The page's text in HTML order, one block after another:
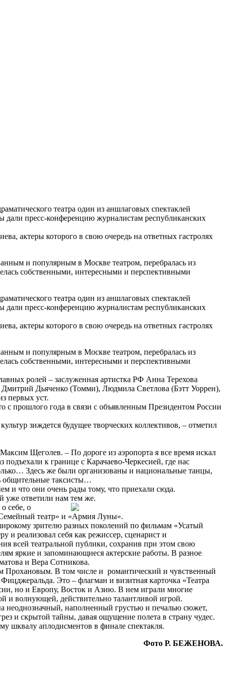
театра один из аншлаговых спектаклей
дали пресс-конференцию журналистам республиканских
актеры которого в свою очередь на ответных гастролях
и популярным в Москве театром, перебралась из
собственными, интересными и перспективными
театра один из аншлаговых спектаклей
дали пресс-конференцию журналистам республиканских
актеры которого в свою очередь на ответных гастролях
и популярным в Москве театром, перебралась из
собственными, интересными и перспективными
ролей – заслуженная артистка РФ Анна Терехова
Дьяченко (Томми), Людмила Светлова (Бэтт Уоррен),
первых уст.
с прошлого года в связи с объявленным Президентом России
зиждется будущее творческих коллективов, – отметил
Щеголев. – По дороге из аэропорта я все время искал
к границе с Карачаево-Черкесией, где нас
Здесь же были организованы и национальные танцы,
общительные таксисты…
и что они очень рады тому, что приехали сюда.
уже ответили нам тем же.
себе, о
театр» и «Армия Луны».
зрителю разных поколений по фильмам «Усатый
реализовал себя как режиссер, сценарист и
всей театральной публики, сохранив при этом свою
яркие и запоминающиеся актерские работы. В разное
и Вера Сотникова.
Прохановым. В том числе и романтический и чувственный
Это – флагман и визитная карточка «Театра
но и Европу, Восток и Азию. В нем играли многие
и волнующей, действительно талантливой игрой.
неоднозначный, наполненный грустью и печалью сюжет,
и скрытой тайны, давая ощущение полета в страну чудес.
шквалу аплодисментов в финале спектакля.
Фото Р. БЕЖЕНОВА.